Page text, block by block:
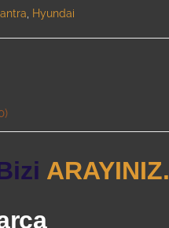
Hyundai
ARAYINIZ.